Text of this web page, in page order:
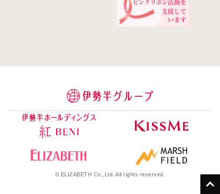
© ELIZABETH Co.,Ltd. All rights reserved.